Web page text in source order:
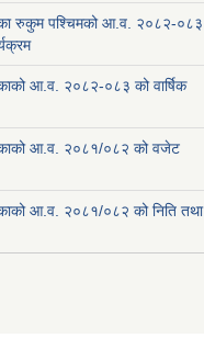
रुकुम पश्‍चिमको आ.व. २०८२-०८३
आ.व. २०८२-०८३ को वार्षिक
आ.व. २०८१/०८२ को वजेट
आ.व. २०८१/०८२ को निति तथा